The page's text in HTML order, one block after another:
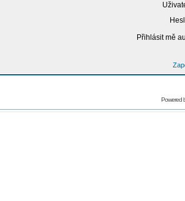
Přihlásit mě
Powered